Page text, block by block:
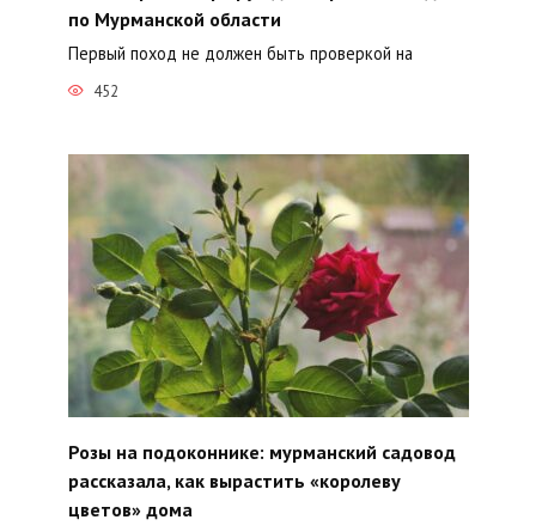
по Мурманской области
Первый поход не должен быть проверкой на
452
Розы на подоконнике: мурманский садовод
рассказала, как вырастить «королеву
цветов» дома